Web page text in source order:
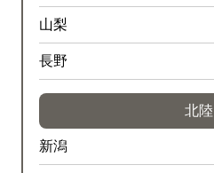
山梨
長野
北陸
新潟